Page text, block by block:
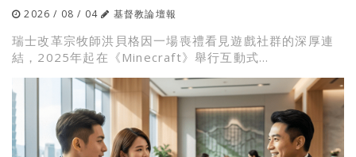
2026 / 08 / 04 基督教論壇報
瑞士改革宗牧師洪貝格因一場喪禮看見遊戲社群的深厚連
結，2025年起在《Minecraft》舉行互動式...